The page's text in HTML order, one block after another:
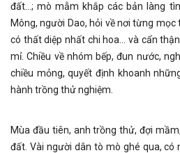
đất…; mò mẫm khắp các bản làng
Mông, người Dao, hỏi về nơi từng
có thất diệp nhất chi hoa... và cẩn
mỉ. Chiều về nhóm bếp, đun nước,
chiều mỏng, quyết định khoanh
hành trồng thử nghiệm.
Mùa đầu tiên, anh trồng thử, đợi
đất. Vài người dân tò mò ghé qua, có